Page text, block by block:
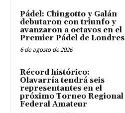
Pádel: Chingotto y Galán
debutaron con triunfo y
avanzaron a octavos en el
Premier Pádel de Londres
6 de agosto de 2026
Récord histórico:
Olavarría tendrá seis
representantes en el
próximo Torneo Regional
Federal Amateur